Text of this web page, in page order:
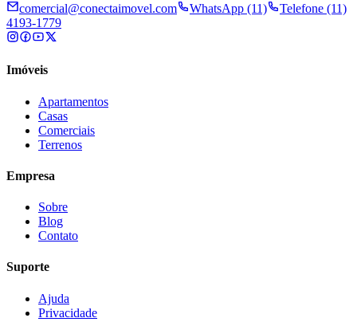
comercial@conectaimovel.com WhatsApp (11)
Telefone (11)
4193-1779
Imóveis
Apartamentos
Casas
Comerciais
Terrenos
Empresa
Sobre
Blog
Contato
Suporte
Ajuda
Privacidade